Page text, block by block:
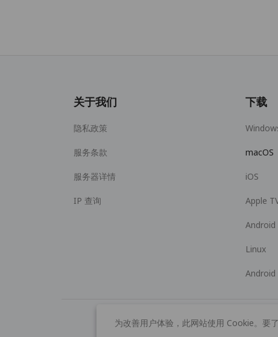
关于我们
隐私政策
服务条款
服务器详情
IP 查询
下载
macOS
iOS
Apple
Android
Linux
Android
为改善用户体验，此网站使用 Cookie。要